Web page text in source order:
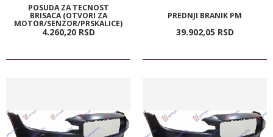
POSUDA ZA TECNOST
BRISACA (OTVORI ZA
MOTOR/SENZOR/PRSKALICE)
4.260,20 RSD
PREDNJI BRANIK PM
39.902,05 RSD